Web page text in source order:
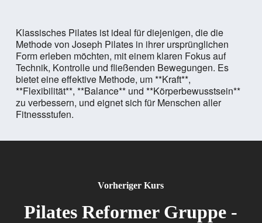
Klassisches Pilates ist ideal für diejenigen, die die
Methode von Joseph Pilates in ihrer ursprünglichen
Form erleben möchten, mit einem klaren Fokus auf
Technik, Kontrolle und fließenden Bewegungen. Es
bietet eine effektive Methode, um **Kraft**,
**Flexibilität**, **Balance** und **Körperbewusstsein**
zu verbessern, und eignet sich für Menschen aller
Fitnessstufen.
Vorheriger Kurs
Pilates Reformer Gruppe -